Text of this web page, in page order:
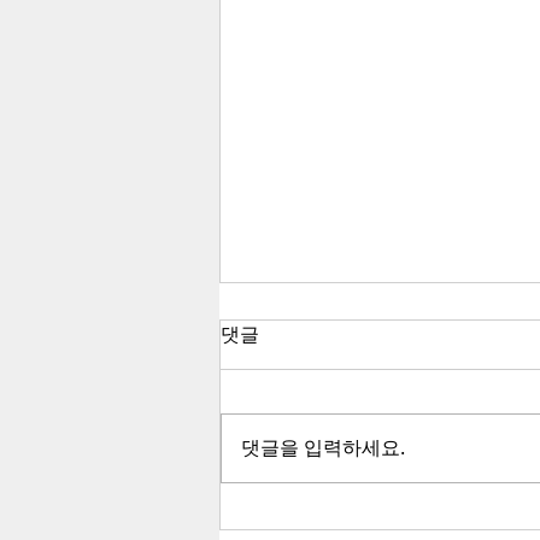
댓글
댓글을 입력하세요.